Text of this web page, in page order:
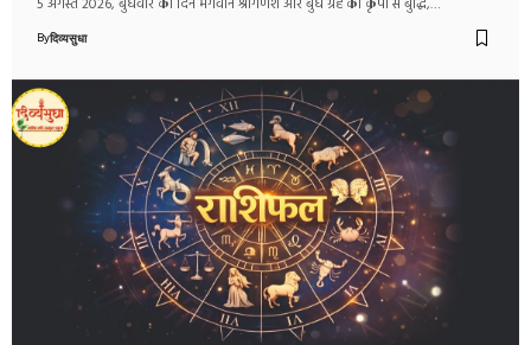
Byदिव्यसुधा